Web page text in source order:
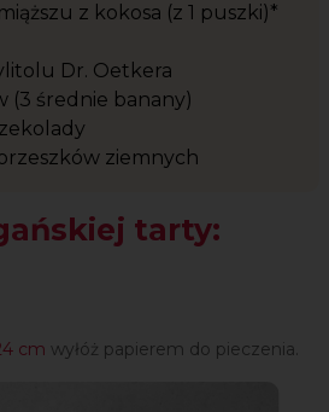
z kokosa (z 1 puszki)*
Dr. Oetkera
(3 średnie banany)
ziemnych
tarty:
cm wyłóż papierem do pieczenia.